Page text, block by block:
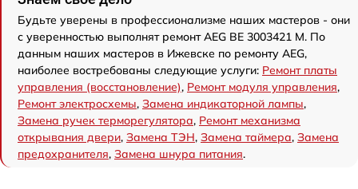
Будьте уверены в профессионализме наших мастеров - они
с уверенностью выполнят ремонт AEG BE 3003421 M. По
данным наших мастеров в Ижевске по ремонту AEG,
наиболее востребованы следующие услуги: Ремонт платы
управления (восстановление), Ремонт модуля управления,
Ремонт электросхемы, Замена индикаторной лампы,
Замена ручек терморегулятора, Ремонт механизма
открывания двери, Замена ТЭН, Замена таймера, Замена
предохранителя, Замена шнура питания.